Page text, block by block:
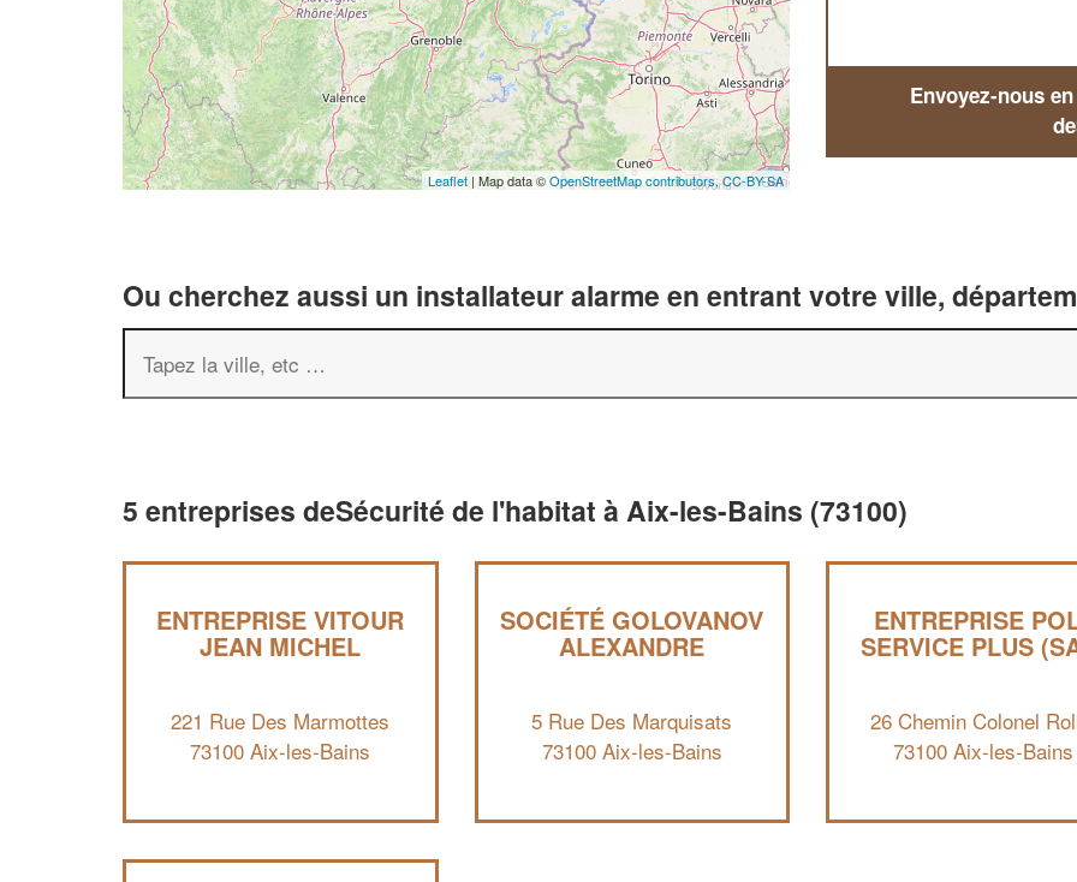
Leaflet | Map data ©OpenStreetMap contributors,CC-BY-SA
Envoyez-nous
Ou cherchez aussi un installateur alarme en entrant votre ville,
5 entreprises deSécurité de l'habitat à Aix-les-Bains (73100)
ENTREPRISE VITOUR
JEAN MICHEL
221 Rue Des Marmottes
73100 Aix-les-Bains
SOCIÉTÉ GOLOVANOV
ALEXANDRE
5 Rue Des Marquisats
73100 Aix-les-Bains
ENTREPRISE
SERVICE PLUS
26 Chemin Colonel
73100 Aix-les-Bains